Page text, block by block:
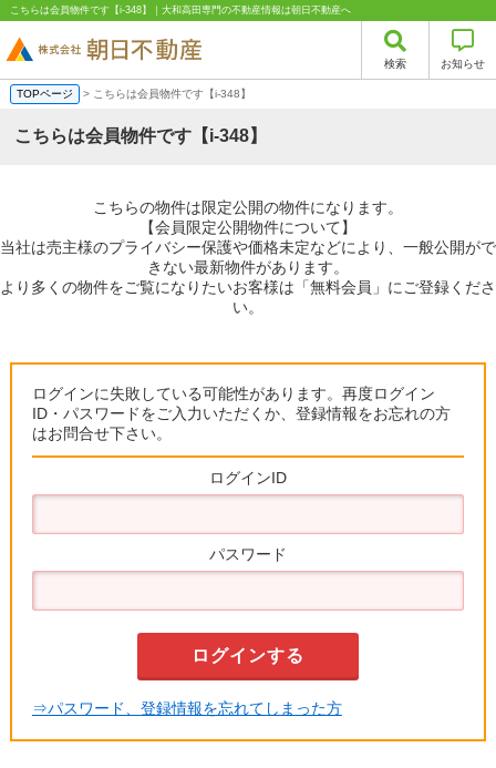
こちらは会員物件です【i-348】｜大和高田専門の不動産情報は朝日不動産へ
検索 お知らせ
TOPページ > こちらは会員物件です【i-348】
こちらは会員物件です【i-348】
こちらの物件は限定公開の物件になります。
【会員限定公開物件について】
当社は売主様のプライバシー保護や価格未定などにより、一般公開がで
きない最新物件があります。
より多くの物件をご覧になりたいお客様は「無料会員」にご登録くださ
い。
ログインに失敗している可能性があります。再度ログイン
ID・パスワードをご入力いただくか、登録情報をお忘れの方
はお問合せ下さい。
ログインID
パスワード
⇒パスワード、登録情報を忘れてしまった方